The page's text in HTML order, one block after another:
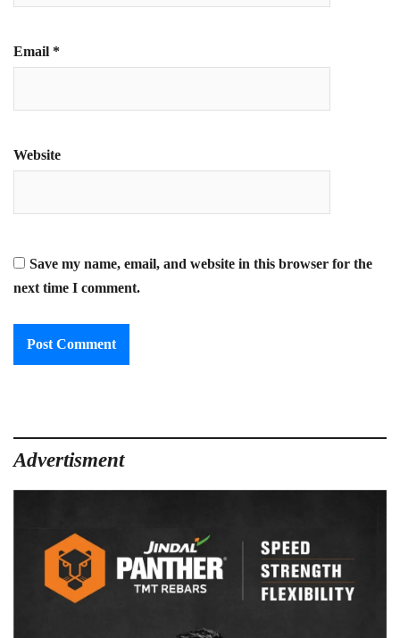
Email *
Website
Save my name, email, and website in this browser for the
next time I comment.
Advertisment